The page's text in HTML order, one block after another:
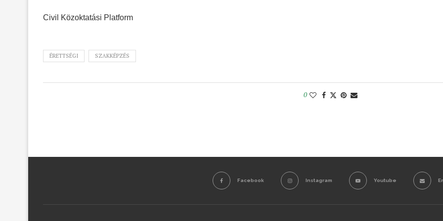
Civil Közoktatási Platform
ÉRETTSÉGI SZAKKÉPZÉS
0
Facebook Instagram Youtube